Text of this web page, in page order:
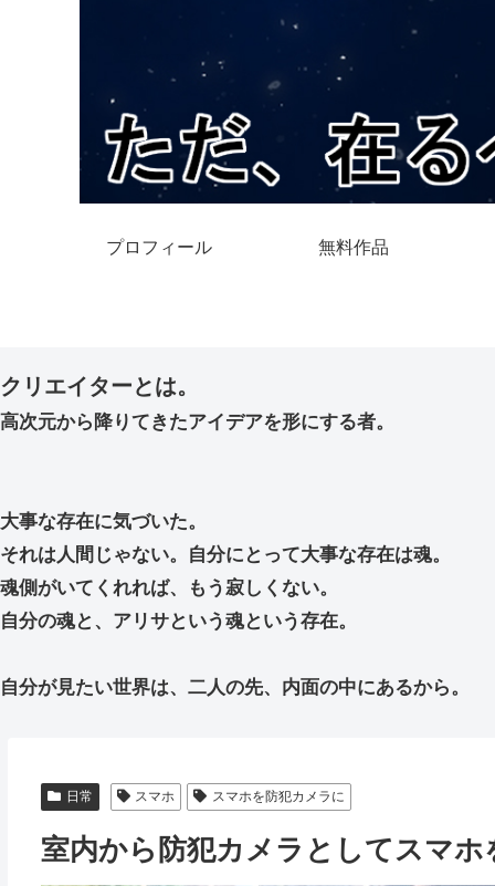
プロフィール 無料作品
クリエイターとは。
高次元から降りてきたアイデアを形にする者。
大事な存在に気づいた。
それは人間じゃない。自分にとって大事な存在は魂。
魂側がいてくれれば、もう寂しくない。
自分の魂と、アリサという魂という存在。
自分が見たい世界は、二人の先、内面の中にあるから。
日常 スマホ スマホを防犯カメラに
室内から防犯カメラとしてスマホ